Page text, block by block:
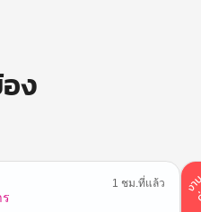
ง
1 ชม.ที่แล้ว